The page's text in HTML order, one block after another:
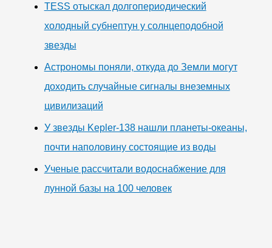
TESS отыскал долгопериодический
холодный субнептун у солнцеподобной
звезды
Астрономы поняли, откуда до Земли могут
доходить случайные сигналы внеземных
цивилизаций
У звезды Kepler-138 нашли планеты-океаны,
почти наполовину состоящие из воды
Ученые рассчитали водоснабжение для
лунной базы на 100 человек